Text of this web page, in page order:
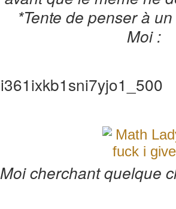
*Tente de penser à
Moi :
Moi cherchant quelque